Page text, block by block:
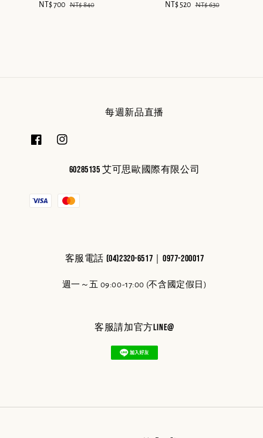
Sale
NT$ 700 Regular
NT$ 840
Sale
NT$ 520 Regular
NT$ 630
每週新品直播
60285135 艾可思歐國際有限公司
客服電話 (04)2320-6517｜0977-200017
週一～五 09:00-17:00 (不含國定假日)
客服請加官方line@